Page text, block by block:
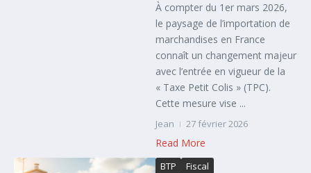
À compter du 1er mars 2026,
le paysage de l’importation de
marchandises en France
connaît un changement majeur
avec l’entrée en vigueur de la
« Taxe Petit Colis » (TPC).
Cette mesure vise ...
Jean 27 février 2026
Read More
BTP Fiscal